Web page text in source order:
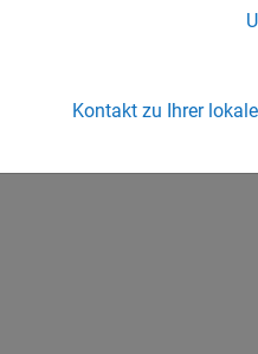
Kontakt zu Ihrer